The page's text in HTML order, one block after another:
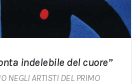
indelebile del cuore”
NEGLI ARTISTI DEL PRIMO